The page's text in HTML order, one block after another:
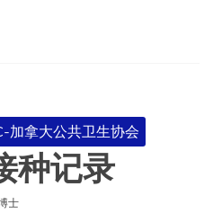
的
疼
管
理
加拿大公共卫生协会
种记录
士